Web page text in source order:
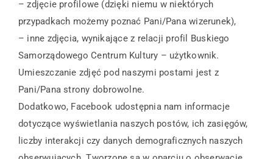
– zdjęcie profilowe (dzięki niemu w niektórych
przypadkach możemy poznać Pani/Pana wizerunek),
– inne zdjęcia, wynikające z relacji profil Buskiego
Samorządowego Centrum Kultury – użytkownik.
Umieszczanie zdjęć pod naszymi postami jest z
Pani/Pana strony dobrowolne.
Dodatkowo, Facebook udostępnia nam informacje
dotyczące wyświetlania naszych postów, ich zasięgów,
liczby interakcji czy danych demograficznych naszych